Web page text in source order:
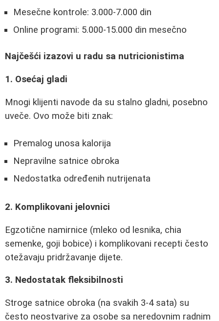
Mesečne kontrole: 3.000-7.000 din
Online programi: 5.000-15.000 din mesečno
Najčešći izazovi u radu sa nutricionistima
1. Osećaj gladi
Mnogi klijenti navode da su stalno gladni, posebno
uveče. Ovo može biti znak:
Premalog unosa kalorija
Nepravilne satnice obroka
Nedostatka određenih nutrijenata
2. Komplikovani jelovnici
Egzotične namirnice (mleko od lesnika, chia
semenke, goji bobice) i komplikovani recepti često
otežavaju pridržavanje dijete.
3. Nedostatak fleksibilnosti
Stroge satnice obroka (na svakih 3-4 sata) su
često neostvarive za osobe sa neredovnim radnim